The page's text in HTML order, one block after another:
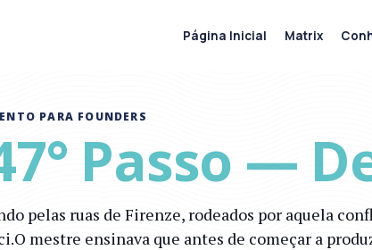
PARA FOUNDERS
Passo —
pelas ruas de Firenze, rodeados por aquela
mestre ensinava que antes de começar a
Página Inicial Matrix